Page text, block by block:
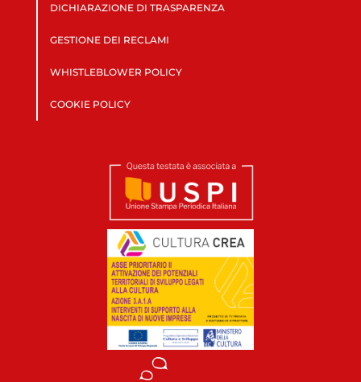
DICHIARAZIONE DI TRASPARENZA
GESTIONE DEI RECLAMI
WHISTLEBLOWER POLICY
COOKIE POLICY